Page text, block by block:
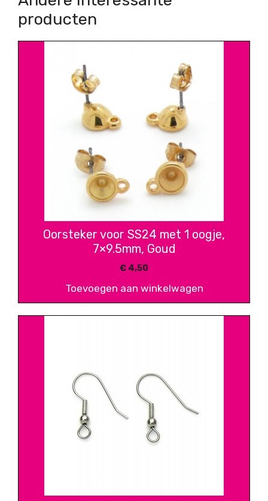
producten
Oorsteker voor SS24 met 1 oogje,
7×9.5mm, Goud
€ 4,50
Toevoegen aan winkelwagen